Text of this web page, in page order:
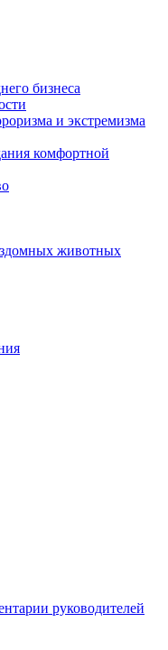
бизнеса
и экстремизма
комфортной
животных
руководителей